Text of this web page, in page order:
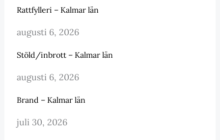
Rattfylleri – Kalmar län
augusti 6, 2026
Stöld/inbrott – Kalmar län
augusti 6, 2026
Brand – Kalmar län
juli 30, 2026